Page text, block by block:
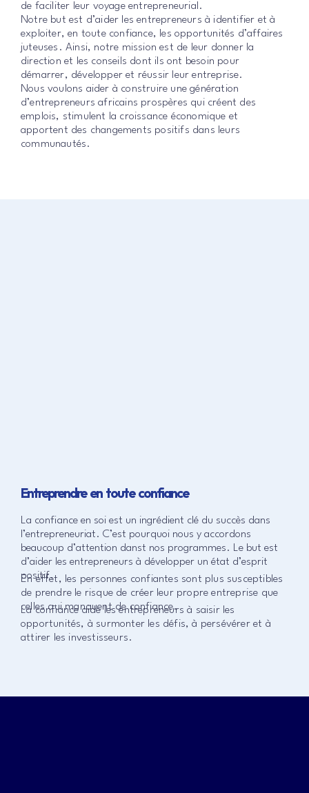
de faciliter leur voyage entrepreneurial.
Notre but est d’aider les entrepreneurs à identifier et à
exploiter, en toute confiance, les opportunités d’affaires
juteuses. Ainsi, notre mission est de leur donner la
direction et les conseils dont ils ont besoin pour
démarrer, développer et réussir leur entreprise.
Nous voulons aider à construire une génération
d’entrepreneurs africains prospères qui créent des
emplois, stimulent la croissance économique et
apportent des changements positifs dans leurs
communautés.
Entreprendre en toute confiance
La confiance en soi est un ingrédient clé du succès dans
l’entrepreneuriat. C’est pourquoi nous y accordons
beaucoup d’attention danst nos programmes. Le but est
d’aider les entrepreneurs à développer un état d’esprit
positif.
En effet, les personnes confiantes sont plus susceptibles
de prendre le risque de créer leur propre entreprise que
celles qui manquent de confiance.
La confiance aide les entrepreneurs à saisir les
opportunités, à surmonter les défis, à persévérer et à
attirer les investisseurs.